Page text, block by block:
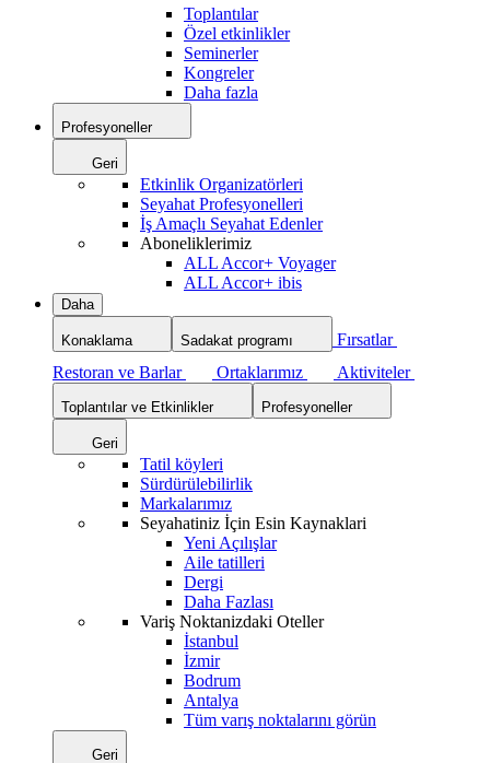
Toplantılar
Özel etkinlikler
Seminerler
Kongreler
Daha fazla
Profesyoneller
Geri
Etkinlik Organizatörleri
Seyahat Profesyonelleri
İş Amaçlı Seyahat Edenler
Aboneliklerimiz
ALL Accor+ Voyager
ALL Accor+ ibis
Daha
Konaklama Sadakat programı
Fırsatlar
Restoran ve Barlar
Ortaklarımız Aktiviteler
Toplantılar ve Etkinlikler Profesyoneller
Geri
Tatil köyleri
Sürdürülebilirlik
Markalarımız
Seyahatiniz İçin Esin Kaynaklari
Yeni Açılışlar
Aile tatilleri
Dergi
Daha Fazlası
Variş Noktanizdaki Oteller
İstanbul
İzmir
Bodrum
Antalya
Tüm varış noktalarını görün
Geri